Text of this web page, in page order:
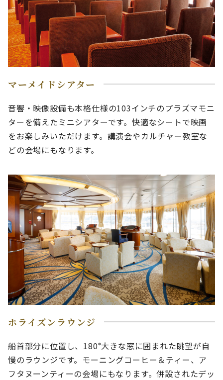
マーメイドシアター
音響・映像設備も本格仕様の103インチのプラズマモニ
ターを備えたミニシアターです。快適なシートで映画
をお楽しみいただけます。講演会やカルチャー教室な
どの会場にもなります。
ホライズンラウンジ
船首部分に位置し、180°大きな窓に囲まれた眺望が自
慢のラウンジです。モーニングコーヒー＆ティー、ア
フタヌーンティーの会場にもなります。併設されたデッ